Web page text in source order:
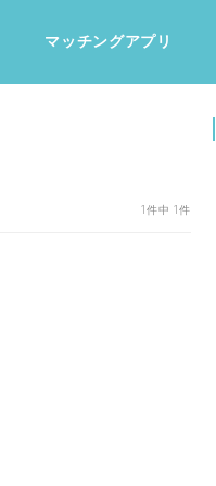
マッチングアプリ
1件中 1件